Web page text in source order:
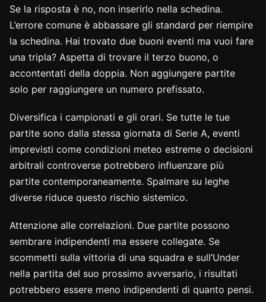
Se la risposta è no, non inserirlo nella schedina.
L’errore comune è abbassare gli standard per riempire
la schedina. Hai trovato due buoni eventi ma vuoi fare
una tripla? Aspetta di trovare il terzo buono, o
accontentati della doppia. Non aggiungere partite
solo per raggiungere un numero prefissato.
Diversifica i campionati e gli orari. Se tutte le tue
partite sono dalla stessa giornata di Serie A, eventi
imprevisti come condizioni meteo estreme o decisioni
arbitrali controverse potrebbero influenzare più
partite contemporaneamente. Spalmare su leghe
diverse riduce questo rischio sistemico.
Attenzione alle correlazioni. Due partite possono
sembrare indipendenti ma essere collegate. Se
scommetti sulla vittoria di una squadra e sull’Under
nella partita del suo prossimo avversario, i risultati
potrebbero essere meno indipendenti di quanto pensi.